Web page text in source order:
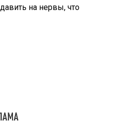
на нервы, что